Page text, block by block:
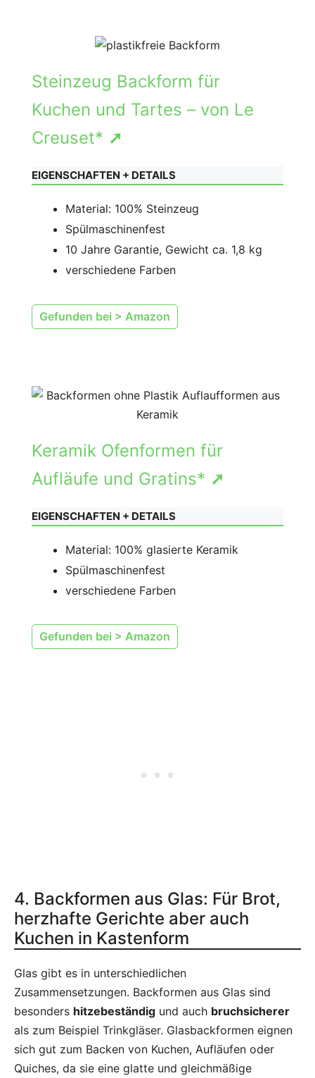
Steinzeug Backform für
Kuchen und Tartes – von Le
Creuset* ➚
EIGENSCHAFTEN + DETAILS
Material: 100% Steinzeug
Spülmaschinenfest
10 Jahre Garantie, Gewicht ca. 1,8 kg
verschiedene Farben
Gefunden bei > Amazon
Keramik Ofenformen für
Aufläufe und Gratins* ➚
EIGENSCHAFTEN + DETAILS
Material: 100% glasierte Keramik
Spülmaschinenfest
verschiedene Farben
Gefunden bei > Amazon
4. Backformen aus Glas: Für Brot,
herzhafte Gerichte aber auch
Kuchen in Kastenform
Glas gibt es in unterschiedlichen
Zusammensetzungen. Backformen aus Glas sind
besonders hitzebeständig und auch bruchsicherer
als zum Beispiel Trinkgläser. Glasbackformen eignen
sich gut zum Backen von Kuchen, Aufläufen oder
Quiches, da sie eine glatte und gleichmäßige